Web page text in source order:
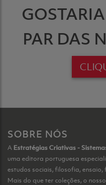
PAR DAS
SOBRE NÓS
A Estratégias Criativas -
uma editora portuguesa
estudos sociais, filosofia, ensaio,
Mais do que ter coleções, o